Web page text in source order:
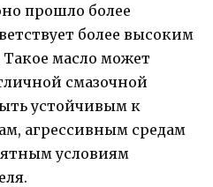
прошло более
более высоким
Такое масло может
смазочной
устойчивым к
агрессивным средам
условиям